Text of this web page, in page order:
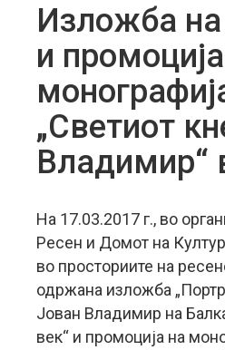
Изложба на
и
„Светиот
Владимир“
На 17.03.2017 г., во
Ресен и Домот на
во просториите на
одржана изложба
Јован Владимир на
век“ и промоција на